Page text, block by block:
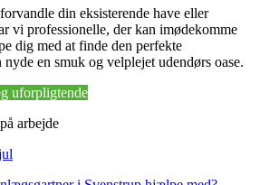
din eksisterende have eller
vi professionelle, der kan imødekomme
dig med at finde den perfekte
en smuk og velplejet udendørs oase.
uforpligtende